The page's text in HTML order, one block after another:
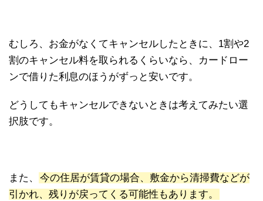
むしろ、お金がなくてキャンセルしたときに、1割や2
割のキャンセル料を取られるくらいなら、カードロー
ンで借りた利息のほうがずっと安いです。
どうしてもキャンセルできないときは考えてみたい選
択肢です。
また、
今の住居が賃貸の場合、敷金から清掃費などが
引かれ、残りが戻ってくる可能性もあります。